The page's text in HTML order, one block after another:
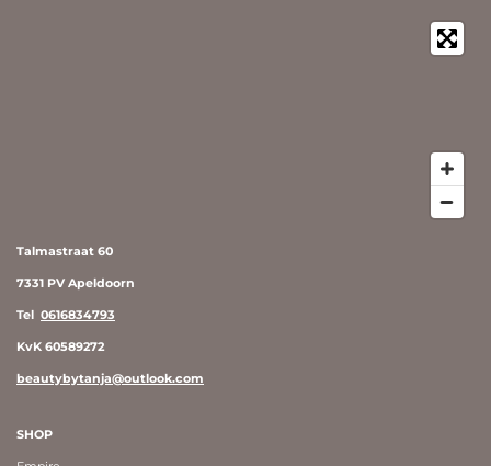
Talmastraat 60
7331 PV Apeldoorn
Tel 0616834793
KvK 60589272
beautybytanja@outlook.com
SHOP